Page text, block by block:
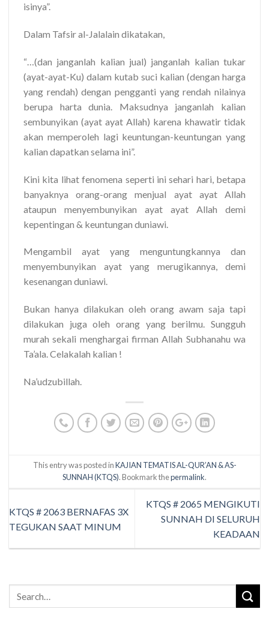
isinya”.
Dalam Tafsir al-Jalalain dikatakan,
“…(dan janganlah kalian jual) janganlah kalian tukar
(ayat-ayat-Ku) dalam kutab suci kalian (dengan harga
yang rendah) dengan pengganti yang rendah nilainya
berupa harta dunia. Maksudnya janganlah kalian
sembunyikan (ayat ayat Allah) karena khawatir tidak
akan memperoleh lagi keuntungan-keuntungan yang
kalian dapatkan selama ini”.
Kini kita lihat fenomena seperti ini sehari hari, betapa
banyaknya orang-orang menjual ayat ayat Allah
ataupun menyembunyikan ayat ayat Allah demi
kepentingan & keuntungan duniawi.
Mengambil ayat yang menguntungkannya dan
menyembunyikan ayat yang merugikannya, demi
kesenangan duniawi.
Bukan hanya dilakukan oleh orang awam saja tapi
dilakukan juga oleh orang yang berilmu. Sungguh
murah sekali menghargai firman Allah Subhanahu wa
Ta’ala. Celakalah kalian !
Na’udzubillah.
This entry was posted inKAJIAN TEMATIS AL-QUR’AN & AS-
SUNNAH (KTQS). Bookmark thepermalink.
KTQS # 2063 BERNAFAS 3X
TEGUKAN SAAT MINUM
KTQS # 2065 MENGIKUTI
SUNNAH DI SELURUH
KEADAAN